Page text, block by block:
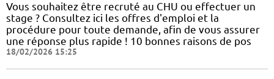
Vous souhaitez être recruté au CHU ou effectuer un
stage ? Consultez ici les offres d'emploi et la
procédure pour toute demande, afin de vous assurer
une réponse plus rapide ! 10 bonnes raisons de pos
18/02/2026 15:25